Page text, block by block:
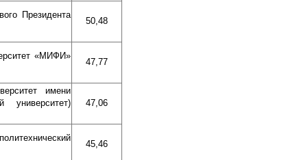
Президента
50,48
«МИФИ»
47,77
имени
университет)
47,06
45,46